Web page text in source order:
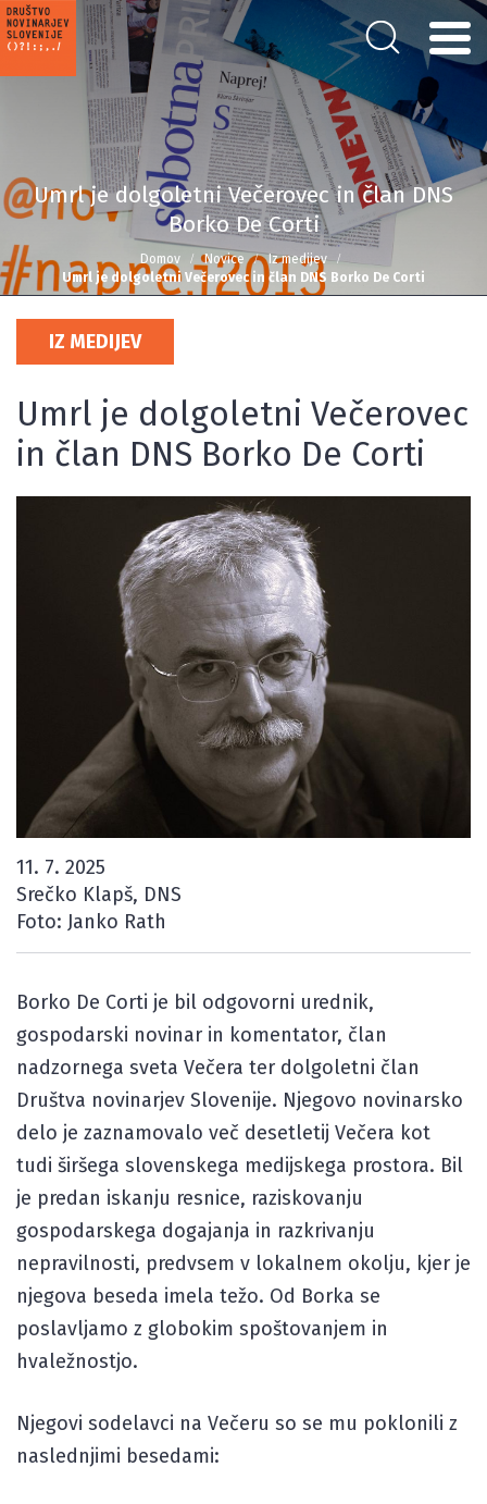
Umrl je dolgoletni Večerovec in član DNS
Borko De Corti
Domov Novice
Iz medijev
Umrl je dolgoletni Večerovec in član DNS Borko De Corti
IZ MEDIJEV
Umrl je dolgoletni Večerovec
in član DNS Borko De Corti
11. 7. 2025
Srečko Klapš, DNS
Foto: Janko Rath
Borko De Corti je bil odgovorni urednik,
gospodarski novinar in komentator, član
nadzornega sveta Večera ter dolgoletni član
Društva novinarjev Slovenije. Njegovo novinarsko
delo je zaznamovalo več desetletij Večera kot
tudi širšega slovenskega medijskega prostora. Bil
je predan iskanju resnice, raziskovanju
gospodarskega dogajanja in razkrivanju
nepravilnosti, predvsem v lokalnem okolju, kjer je
njegova beseda imela težo. Od Borka se
poslavljamo z globokim spoštovanjem in
hvaležnostjo.
Njegovi sodelavci na Večeru so se mu poklonili z
naslednjimi besedami: